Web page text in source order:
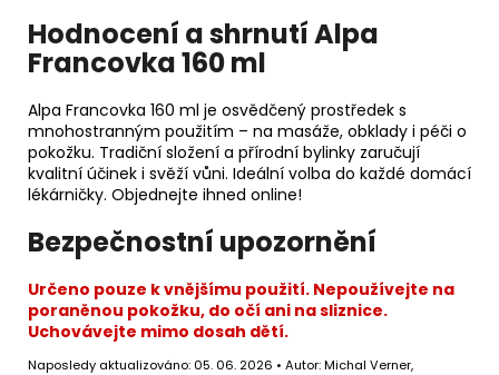
Hodnocení a shrnutí Alpa
Francovka 160 ml
Alpa Francovka 160 ml je osvědčený prostředek s
mnohostranným použitím – na masáže, obklady i péči o
pokožku. Tradiční složení a přírodní bylinky zaručují
kvalitní účinek i svěží vůni. Ideální volba do každé domácí
lékárničky. Objednejte ihned online!
Bezpečnostní upozornění
Určeno pouze k vnějšímu použití. Nepoužívejte na
poraněnou pokožku, do očí ani na sliznice.
Uchovávejte mimo dosah dětí.
Naposledy aktualizováno: 05. 06. 2026 • Autor: Michal Verner,